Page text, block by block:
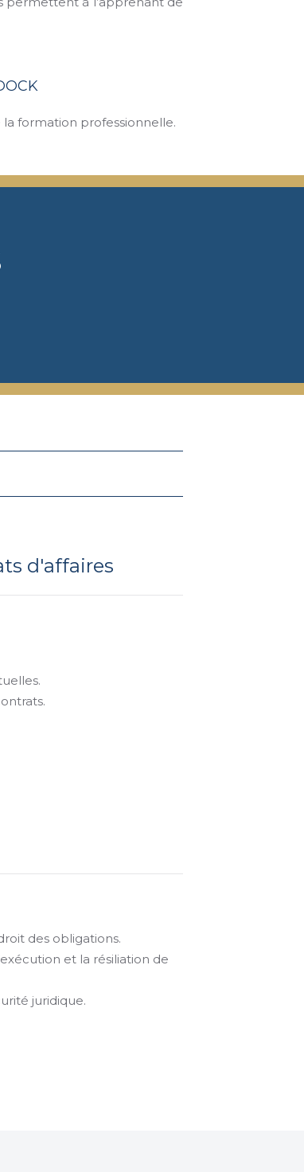
formation professionnelle.
d'affaires
des obligations.
et la résiliation de
juridique.